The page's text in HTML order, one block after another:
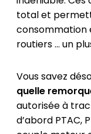
total et
consommation
routiers … un
Vous savez
quelle
autorisée à
d’abord PTAC,